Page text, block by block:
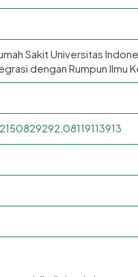
Sakit Universitas
dengan Rumpun Ilmu